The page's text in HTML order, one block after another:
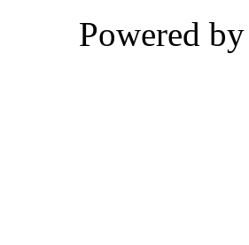
Powered